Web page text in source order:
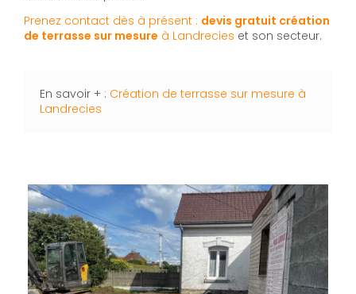
Prenez contact dès à présent : devis gratuit création
de terrasse sur mesure à Landrecies et son secteur.
En savoir + : Création de terrasse sur mesure à
Landrecies